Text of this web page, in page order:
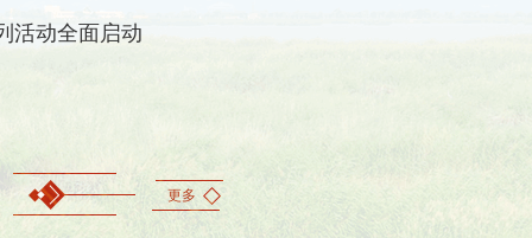
活动全面启动
更多